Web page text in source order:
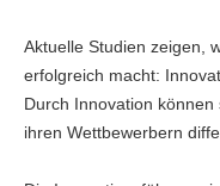
Aktuelle Studien zeigen,
erfolgreich macht:
Durch Innovation
ihren Wettbewerbern